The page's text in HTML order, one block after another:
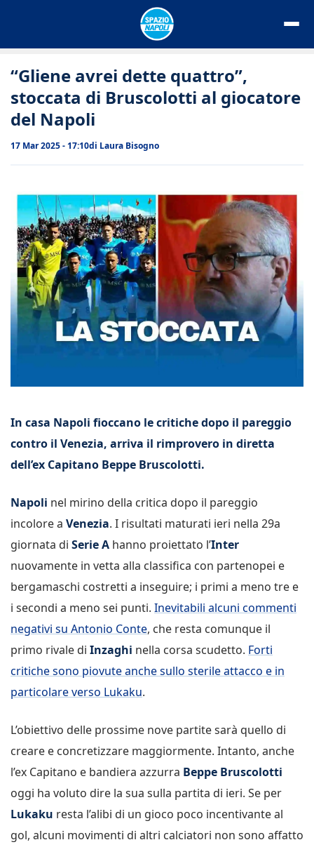
“Gliene avrei dette quattro”,
stoccata di Bruscolotti al giocatore
del Napoli
17 Mar 2025 - 17:10di Laura Bisogno
In casa Napoli fioccano le critiche dopo il pareggio
contro il Venezia, arriva il rimprovero in diretta
dell’ex Capitano Beppe Bruscolotti.
Napoli nel mirino della critica dopo il pareggio
incolore a Venezia. I risultati maturati ieri nella 29a
giornata di Serie A hanno proiettato l’Inter
nuovamente in vetta alla classifica con partenopei e
bergamaschi costretti a inseguire; i primi a meno tre e
i secondi a meno sei punti. Inevitabili alcuni commenti
negativi su Antonio Conte, che resta comunque il
primo rivale di Inzaghi nella corsa scudetto. Forti
critiche sono piovute anche sullo sterile attacco e in
particolare verso Lukaku.
L’obiettivo delle prossime nove partite sarà quello di
creare e concretizzare maggiormente. Intanto, anche
l’ex Capitano e bandiera azzurra Beppe Bruscolotti
oggi ha voluto dire la sua sulla partita di ieri. Se per
Lukaku resta l’alibi di un gioco poco incentivante al
gol, alcuni movimenti di altri calciatori non sono affatto